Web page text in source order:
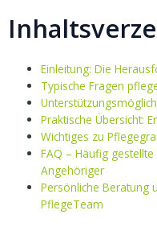
Einleitung: Die
Typische Fragen
Praktische Übersicht:
Wichtiges zu
FAQ – Häufig
Angehöriger
Persönliche Beratung
PflegeTeam